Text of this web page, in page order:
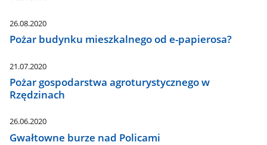
26.08.2020
Pożar budynku mieszkalnego od e-papierosa?
21.07.2020
Pożar gospodarstwa agroturystycznego w
Rzędzinach
26.06.2020
Gwałtowne burze nad Policami